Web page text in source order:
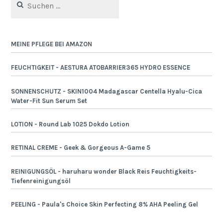
nach:
MEINE PFLEGE BEI AMAZON
FEUCHTIGKEIT - AESTURA ATOBARRIER365 HYDRO ESSENCE
SONNENSCHUTZ - SKIN1004 Madagascar Centella Hyalu-Cica
Water-Fit Sun Serum Set
LOTION - Round Lab 1025 Dokdo Lotion
RETINAL CREME - Geek & Gorgeous A-Game 5
REINIGUNGSÖL - haruharu wonder Black Reis Feuchtigkeits-
Tiefenreinigungsöl
PEELING - Paula's Choice Skin Perfecting 8% AHA Peeling Gel